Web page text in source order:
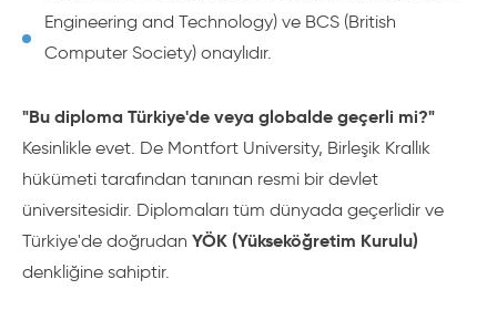
Engineering and Technology) ve BCS (British
Computer Society) onaylıdır.
"Bu diploma Türkiye'de veya globalde geçerli mi?"
Kesinlikle evet. De Montfort University, Birleşik Krallık
hükümeti tarafından tanınan resmi bir devlet
üniversitesidir. Diplomaları tüm dünyada geçerlidir ve
Türkiye'de doğrudan YÖK (Yükseköğretim Kurulu)
denkliğine sahiptir.